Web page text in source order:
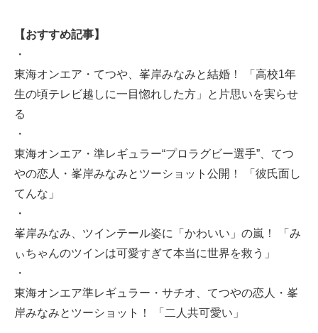
【おすすめ記事】
・
東海オンエア・てつや、峯岸みなみと結婚！ 「高校1年
生の頃テレビ越しに一目惚れした方」と片思いを実らせ
る
・
東海オンエア・準レギュラー“プロラグビー選手”、てつ
やの恋人・峯岸みなみとツーショット公開！ 「彼氏面し
てんな」
・
峯岸みなみ、ツインテール姿に「かわいい」の嵐！ 「み
ぃちゃんのツインは可愛すぎて本当に世界を救う」
・
東海オンエア準レギュラー・サチオ、てつやの恋人・峯
岸みなみとツーショット！ 「二人共可愛い」